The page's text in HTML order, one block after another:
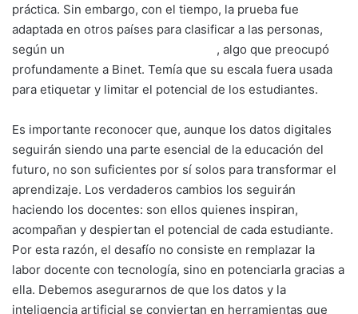
práctica. Sin embargo, con el tiempo, la prueba fue
adaptada en otros países para clasificar a las personas,
según un
, algo que preocupó
profundamente a Binet. Temía que su escala fuera usada
para etiquetar y limitar el potencial de los estudiantes.
Es importante reconocer que, aunque los datos digitales
seguirán siendo una parte esencial de la educación del
futuro, no son suficientes por sí solos para transformar el
aprendizaje. Los verdaderos cambios los seguirán
haciendo los docentes: son ellos quienes inspiran,
acompañan y despiertan el potencial de cada estudiante.
Por esta razón, el desafío no consiste en remplazar la
labor docente con tecnología, sino en potenciarla gracias a
ella. Debemos asegurarnos de que los datos y la
inteligencia artificial se conviertan en herramientas que